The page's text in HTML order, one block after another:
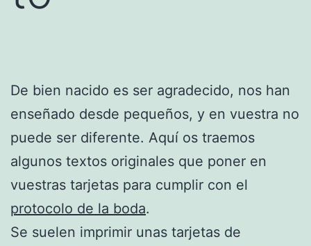
De bien nacido es ser agradecido, nos han
enseñado desde pequeños, y en vuestra no
puede ser diferente. Aquí os traemos
algunos textos originales que poner en
vuestras tarjetas para cumplir con el
protocolo de la boda.
Se suelen imprimir unas tarjetas de